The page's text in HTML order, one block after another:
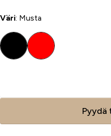
Väri: Musta
Pyydä